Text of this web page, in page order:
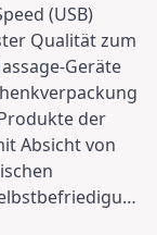
(USB)
Qualität zum
Geräte
der
Absicht von